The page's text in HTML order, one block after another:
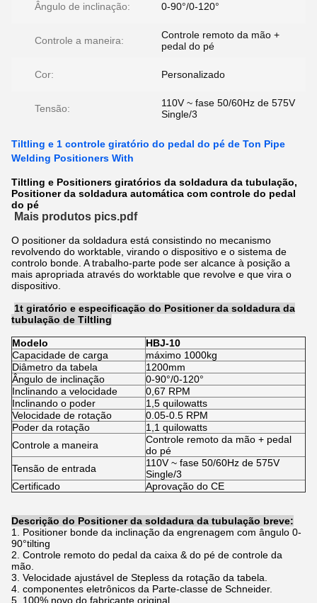
Ângulo de inclinação: 0-90°/0-120°
Controle a maneira:
Controle remoto da mão +
pedal do pé
Cor: Personalizado
Tensão:
110V ~ fase 50/60Hz de 575V
Single/3
Tiltling e 1 controle giratório do pedal do pé de Ton Pipe
Welding Positioners With
Tiltling e Positioners giratórios da soldadura da tubulação,
Positioner da soldadura automática com controle do pedal
do pé
Mais produtos pics.pdf
O positioner da soldadura está consistindo no mecanismo
revolvendo do worktable, virando o dispositivo e o sistema de
controlo bonde. A trabalho-parte pode ser alcance à posição a
mais apropriada através do worktable que revolve e que vira o
dispositivo.
1t giratório e especificação do Positioner da soldadura da
tubulação de Tiltling
Modelo
HBJ-10
Capacidade de carga
máximo 1000kg
Diâmetro da tabela
1200mm
Ângulo de inclinação
0-90°/0-120°
Inclinando a velocidade
0,67 RPM
Inclinando o poder
1,5 quilowatts
Velocidade de rotação
0.05-0.5 RPM
Poder da rotação
1,1 quilowatts
Controle a maneira
Controle remoto da mão + pedal
do pé
Tensão de entrada
110V ~ fase 50/60Hz de 575V
Single/3
Certificado
Aprovação do CE
Descrição do Positioner da soldadura da tubulação breve:
1. Positioner bonde da inclinação da engrenagem com ângulo 0-
90°tilting
2. Controle remoto do pedal da caixa & do pé de controle da
mão.
3. Velocidade ajustável de Stepless da rotação da tabela.
4. componentes eletrônicos da Parte-classe de Schneider.
5. 100% novo do fabricante original